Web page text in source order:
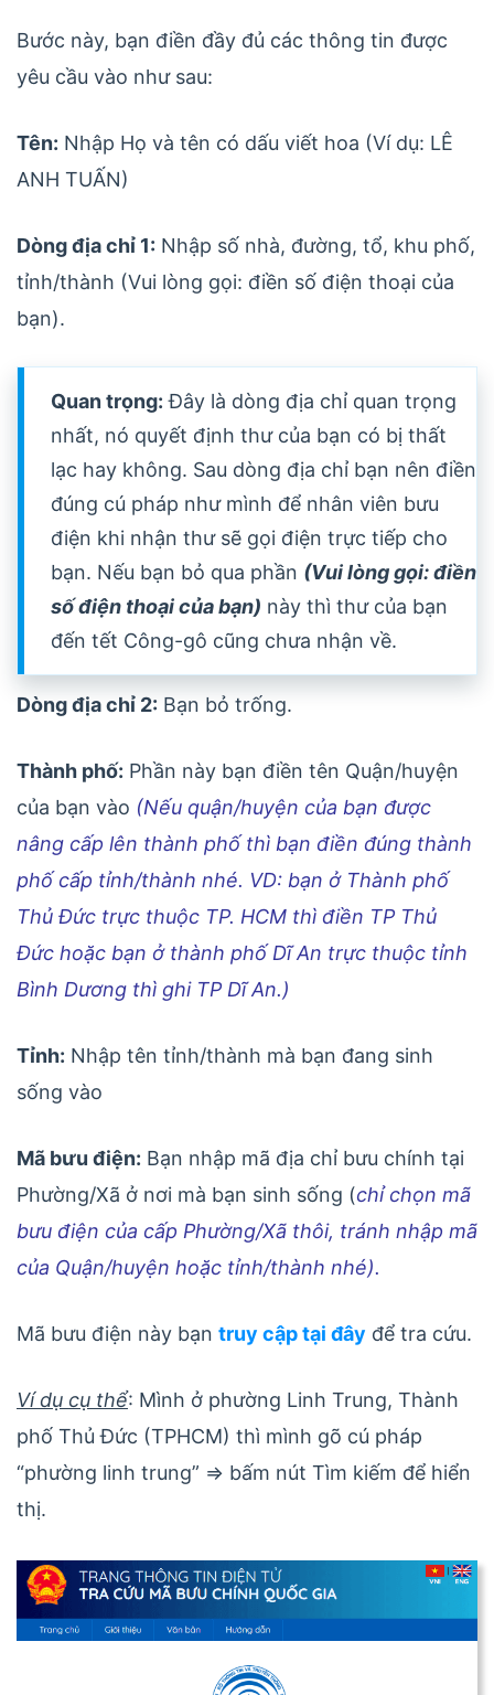
Bước này, bạn điền đầy đủ các thông tin được
yêu cầu vào như sau:
Tên: Nhập Họ và tên có dấu viết hoa (Ví dụ: LÊ
ANH TUẤN)
Dòng địa chỉ 1: Nhập số nhà, đường, tổ, khu phố,
tỉnh/thành (Vui lòng gọi: điền số điện thoại của
bạn).
Quan trọng: Đây là dòng địa chỉ quan trọng
nhất, nó quyết định thư của bạn có bị thất
lạc hay không. Sau dòng địa chỉ bạn nên điền
đúng cú pháp như mình để nhân viên bưu
điện khi nhận thư sẽ gọi điện trực tiếp cho
bạn. Nếu bạn bỏ qua phần (Vui lòng gọi: điền
số điện thoại của bạn) này thì thư của bạn
đến tết Công-gô cũng chưa nhận về.
Dòng địa chỉ 2: Bạn bỏ trống.
Thành phố: Phần này bạn điền tên Quận/huyện
của bạn vào (Nếu quận/huyện của bạn được
nâng cấp lên thành phố thì bạn điền đúng thành
phố cấp tỉnh/thành nhé. VD: bạn ở Thành phố
Thủ Đức trực thuộc TP. HCM thì điền TP Thủ
Đức hoặc bạn ở thành phố Dĩ An trực thuộc tỉnh
Bình Dương thì ghi TP Dĩ An.)
Tỉnh: Nhập tên tỉnh/thành mà bạn đang sinh
sống vào
Mã bưu điện: Bạn nhập mã địa chỉ bưu chính tại
Phường/Xã ở nơi mà bạn sinh sống (chỉ chọn mã
bưu điện của cấp Phường/Xã thôi, tránh nhập mã
của Quận/huyện hoặc tỉnh/thành nhé).
Mã bưu điện này bạn truy cập tại đây để tra cứu.
Ví dụ cụ thể: Mình ở phường Linh Trung, Thành
phố Thủ Đức (TPHCM) thì mình gõ cú pháp
“phường linh trung” => bấm nút Tìm kiếm để hiển
thị.